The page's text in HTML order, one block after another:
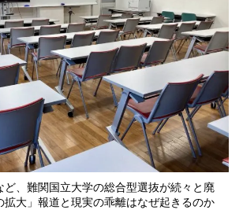
ど、難関国立大学の総合型選抜が続々と廃
大」報道と現実の乖離はなぜ起きるのか